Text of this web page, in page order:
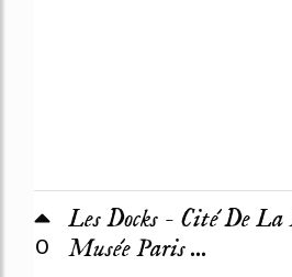
0
Les Docks - Cité De
Musée Paris ...